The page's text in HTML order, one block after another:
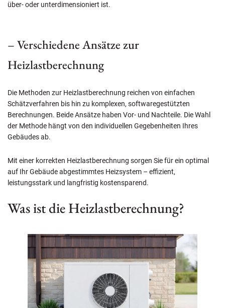
über- oder unterdimensioniert ist.
– Verschiedene Ansätze zur
Heizlastberechnung
Die Methoden zur Heizlastberechnung reichen von einfachen
Schätzverfahren bis hin zu komplexen, softwaregestützten
Berechnungen. Beide Ansätze haben Vor- und Nachteile. Die Wahl
der Methode hängt von den individuellen Gegebenheiten Ihres
Gebäudes ab.
Mit einer korrekten Heizlastberechnung sorgen Sie für ein optimal
auf Ihr Gebäude abgestimmtes Heizsystem – effizient,
leistungsstark und langfristig kostensparend.
Was ist die Heizlastberechnung?